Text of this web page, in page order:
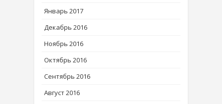
Январь 2017
Декабрь 2016
Ноябрь 2016
Октябрь 2016
Сентябрь 2016
Август 2016